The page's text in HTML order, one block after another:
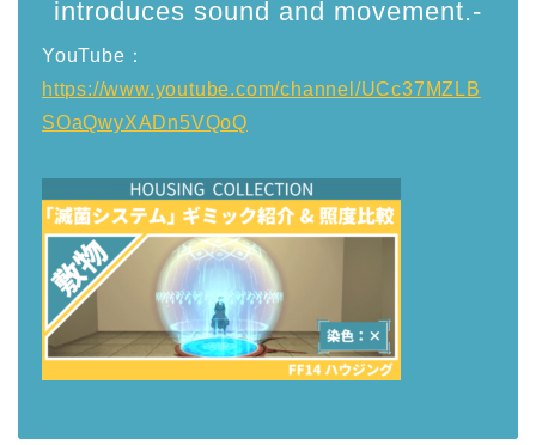
introduces sound and movement.-
YouTube：
https://www.youtube.com/channel/UCc37MZLB
SOaQwyXADn5VQoQ